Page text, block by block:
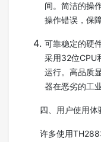
间。简洁的操
操作错误，保
可靠稳定的硬
采用32位CPU
运行。高品质
器在恶劣的工
四、用户使用体
许多使用